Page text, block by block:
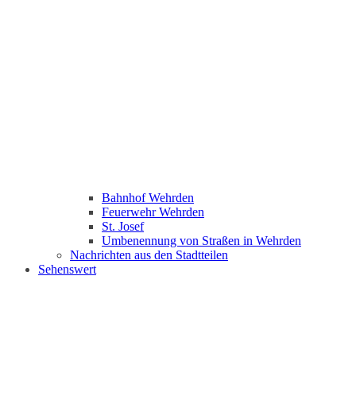
Bahnhof Wehrden
Feuerwehr Wehrden
St. Josef
Umbenennung von Straßen in Wehrden
Nachrichten aus den Stadtteilen
Sehenswert